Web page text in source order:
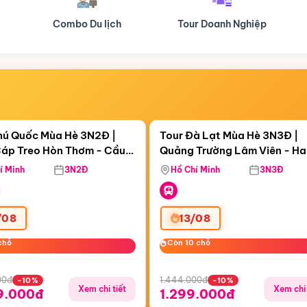
Tour Doanh Nghiệp Du lịch Hành Hương
15:53:45
Treo Hòn Thơm
Quốc Mùa Hè 3N2Đ |
Treo Hòn Thơm - Cầu
Viên Nước Aquatopia
Minh 3N2Đ
-10%
Xem chi tiết
Còn05 ngày 15:53:45
Tour Đà Lạt Mùa Hè 3N3Đ |
Quảng Trường Lâm Viên -
Hill - Puppy Farm
Hồ Chí Minh 3N3Đ
13/08
Còn 10 chỗ
Còn 10 chỗ
1.444.000đ -10%
1.299.000đ Xem